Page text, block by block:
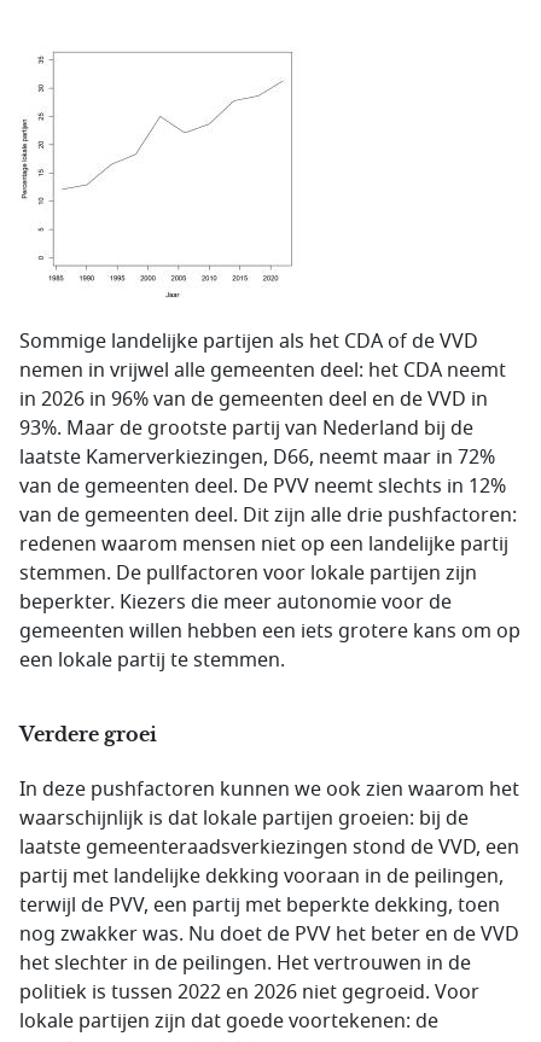
Sommige landelijke partijen als het CDA of de VVD
nemen in vrijwel alle gemeenten deel: het CDA neemt
in 2026 in 96% van de gemeenten deel en de VVD in
93%. Maar de grootste partij van Nederland bij de
laatste Kamerverkiezingen, D66, neemt maar in 72%
van de gemeenten deel. De PVV neemt slechts in 12%
van de gemeenten deel. Dit zijn alle drie pushfactoren:
redenen waarom mensen niet op een landelijke partij
stemmen. De pullfactoren voor lokale partijen zijn
beperkter. Kiezers die meer autonomie voor de
gemeenten willen hebben een iets grotere kans om op
een lokale partij te stemmen.
Verdere groei
In deze pushfactoren kunnen we ook zien waarom het
waarschijnlijk is dat lokale partijen groeien: bij de
laatste gemeenteraadsverkiezingen stond de VVD, een
partij met landelijke dekking vooraan in de peilingen,
terwijl de PVV, een partij met beperkte dekking, toen
nog zwakker was. Nu doet de PVV het beter en de VVD
het slechter in de peilingen. Het vertrouwen in de
politiek is tussen 2022 en 2026 niet gegroeid. Voor
lokale partijen zijn dat goede voortekenen: de